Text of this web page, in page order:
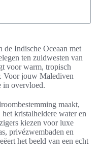
Indische Oceaan met
ten zuidwesten van
voor warm, tropisch
Voor jouw Malediven
in overvloed.
maakt,
kristalheldere water en
kiezen voor luxe
privézwembaden en
het beeld van een echt